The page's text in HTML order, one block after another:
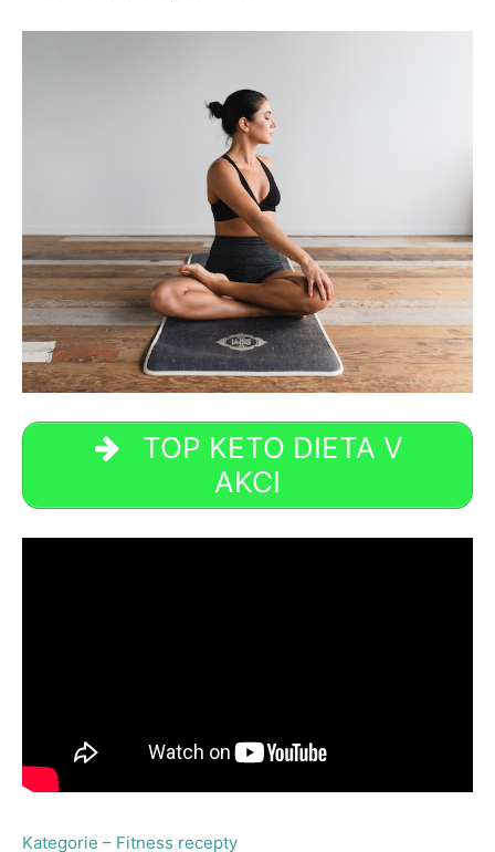
TOP KETO DIETA V
AKCI
Kategorie – Fitness recepty